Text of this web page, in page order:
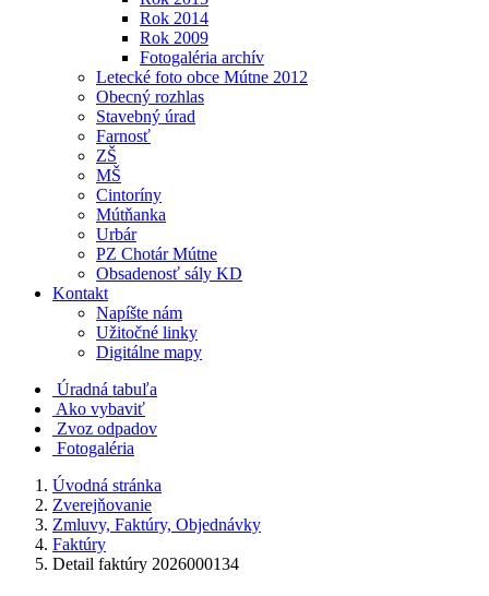
Rok 2014
Rok 2009
Fotogaléria archív
Letecké foto obce Mútne 2012
Obecný rozhlas
Stavebný úrad
Farnosť
ZŠ
MŠ
Cintoríny
Mútňanka
Urbár
PZ Chotár Mútne
Obsadenosť sály KD
Kontakt
Napíšte nám
Užitočné linky
Digitálne mapy
Úradná tabuľa
Ako vybaviť
Zvoz odpadov
Fotogaléria
Úvodná stránka
Zverejňovanie
Zmluvy, Faktúry, Objednávky
Faktúry
Detail faktúry 2026000134